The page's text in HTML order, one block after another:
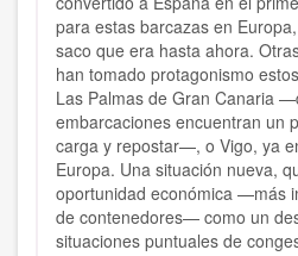
para estas barcazas en
saco que era hasta ahora.
han tomado protagonismo
Las Palmas de Gran Canaria
embarcaciones encuentran un
carga y repostar—, o Vigo, ya
Europa. Una situación nueva,
oportunidad económica —más
de contenedores— como un
situaciones puntuales de